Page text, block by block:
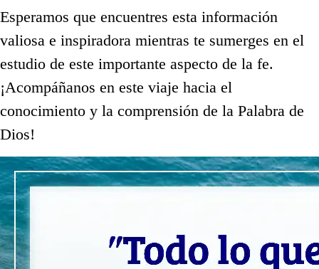
Esperamos que encuentres esta información
valiosa e inspiradora mientras te sumerges en el
estudio de este importante aspecto de la fe.
¡Acompáñanos en este viaje hacia el
conocimiento y la comprensión de la Palabra de
Dios!